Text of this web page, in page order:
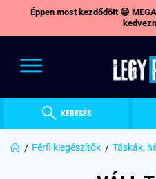
Éppen most kezdődött 😁
KERESÉS
Férfi kiegészítők Táskák,